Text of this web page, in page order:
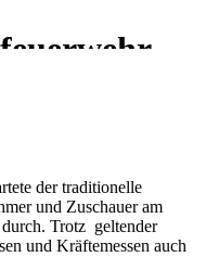
der traditionelle
und Zuschauer am
Trotz geltender
und Kräftemessen auch